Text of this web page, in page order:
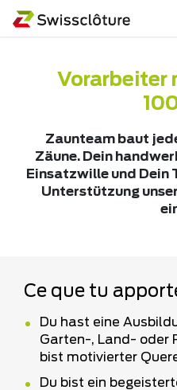
Vorarbeiter
Zaunteam baut
Zäune. Dein
Einsatzwille und Dein
Unterstützung
Ce que tu
Du hast eine
Garten-, Land- oder
bist motivierter
Du bist ein